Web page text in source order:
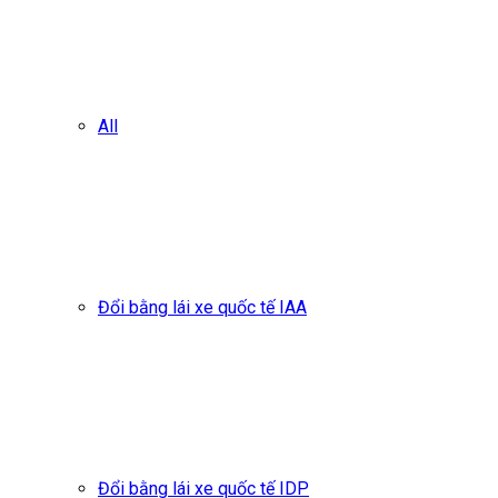
All
Đổi bằng lái xe quốc tế IAA
Đổi bằng lái xe quốc tế IDP